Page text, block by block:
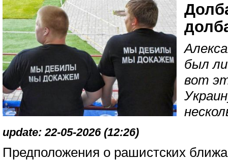
был
вот
update: 22-05-2026 (12:26)
Предположения о рашистских